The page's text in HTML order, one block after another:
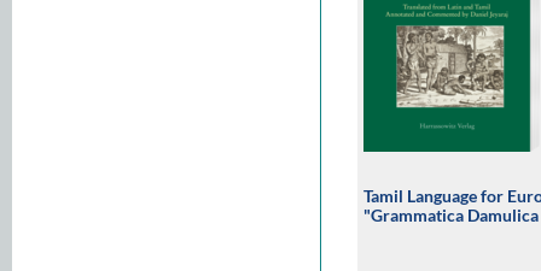
Tamil Language for
"Grammatica